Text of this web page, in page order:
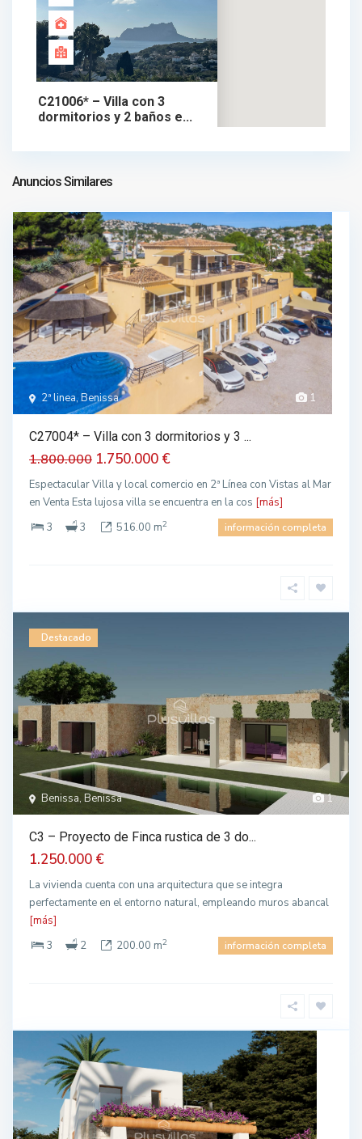
1.169.000 €
C21006* – Villa con 3
dormitorios y 2 baños e...
1.169.000 €
Anuncios Similares
1
2ª linea, Benissa
C27004* – Villa con 3 dormitorios y 3 ...
1.800.000 1.750.000 €
Espectacular Villa y local comercio en 2ª Línea con Vistas al Mar
en Venta Esta lujosa villa se encuentra en la cos [más]
3
3 516.00 m2 información completa
1
Benissa, Benissa
Destacado
C3 – Proyecto de Finca rustica de 3 do...
1.250.000 €
La vivienda cuenta con una arquitectura que se integra
perfectamente en el entorno natural, empleando muros abancal
[más]
3
2 200.00 m2 información completa